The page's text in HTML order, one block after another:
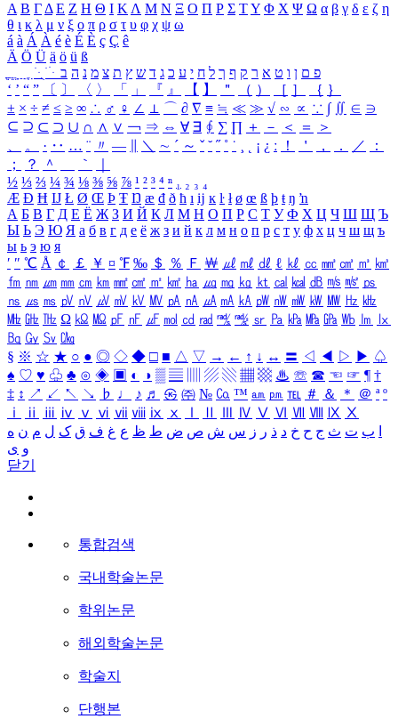
Α Β ΓΔ Ε Ζ Η Θ Ι ΚΛ Μ Ν Ξ Ο Π Ρ Σ ΤΥ Φ Χ Ψ Ω α β γ δ ε ζ η
θ ι κ λ μ ν ξ ο π ρ σ τ υ φ χ ψ ω
á à Á À é è É È ç Ç ê
Ä Ö Ü ä ö ü ß
ִֶֹ ֻּ ׁׂ פ ם ן ו ט א ר ק ף ך ל ח י ע כ ג ד ש ץ ת צ מ נ ה ב
‘ ’ “ ” 〔 〕 〈 〉 「 」 『 』 【 】 ＂ （ ） ［ ］ ｛ ｝
± × ÷ ≠ ≤ ≥ ∞ ∴ ♂ ♀ ∠ ⊥ ⌒ ∂ ∇ ≡ ≒ ≪ ≫ √ ∽ ∝ ∵ ∫ ∬ ∈ ∋
⊆ ⊇ ⊂ ⊃ ∪ ∩ ∧ ∨ ￢ ⇒ ⇔ ∀ ∃ ∮ ∑ ∏ ＋ － ＜ ＝
＞
、
。 · ‥ … ¨ 〃 ― ＼ ∼ ´ ～ ˇ ˘ ˝ ˚ ˙ ¸ ¡ ¿ ː ！ ＇ ， ． ／
：
；
？ ＾ ｀
½ ⅓ ⅔ ¼ ¾ ⅛ ⅜ ⅝ ⅞ ¹ ² ³ ⁴ ⁿ ₁ ₂ ₃ ₄
Æ Ð Ħ Ĳ Ł Ø Œ Þ Ŧ Ŋ æ đ ð ħ ı ĳ ĸ ŀ ł ø œ ß þ ŧ ŋ ŉ
А Б В Г Д Е Ё Ж З И Й К Л М Н О П Р С Т У Ф Х Ц Ч Ш Щ Ъ
Ы Ь Э Ю Я а б в г д е ё ж з и й к л м н о п р с т у ф х ц ч ш щ ъ
ы ь э ю я
′ ″ ℃ Å ￠ ￡ ￥ ¤ ℉ ‰ ＄ ％ Ｆ ￦ ㎕ ㎖ ㎗ ℓ ㎘ ㏄ ㎣ ㎤ ㎥ ㎦
㎙ ㎚ ㎛ ㎜ ㎝ ㎞ ㎟ ㎠ ㎡ ㎢ ㏊ ㎍ ㎎ ㎏ ㏏ ㎈ ㎉ ㏈ ㎧ ㎨ ㎰
㎱ ㎲ ㎳ ㎴ ㎵ ㎶ ㎷ ㎸ ㎹ ㎀ ㎁ ㎂ ㎃ ㎄ ㎺ ㎻ ㎽ ㎾ ㎿ ㎐ ㎑
㎒ ㎓ ㎔ Ω ㏀ ㏁ ㎊ ㎋ ㎌ ㏖ ㏅ ㎭ ㎮ ㎯ ㏛ ㎩ ㎪ ㎫ ㎬ ㏝ ㏐
㏓
㏃ ㏉ ㏜ ㏆
§ ※ ☆ ★ ○ ● ◎ ◇ ◆ □ ■ △ ▽ → ← ↑ ↓ ↔ 〓 ◁ ◀ ▷ ▶ ♤
♠ ♡ ♥ ♧ ♣ ⊙ ◈ ▣ ◐ ◑ ▒ ▤ ▨ ▧ ▦ ▩ ♨ ☏ ☎ ☜ ☞ ¶ †
‡ ↕ ↗ ↙ ↖ ↘ ♭ ♩ ♪ ♬ ㉿ ㈜ № ㏇ ™ ㏂ ㏘ ℡ ＃ ＆ ＊ ＠ ª º
ⅰ
ⅱ ⅲ ⅳ ⅴ ⅵ ⅶ ⅷ ⅸ ⅹ Ⅳ Ⅴ Ⅵ Ⅶ Ⅷ Ⅸ Ⅹ
ب ت ث ج ح خ د ذ ر ز س ش ص ض ط ظ ع غ ف ق ک ل م ن ه
و ی
닫기
통합검색
국내학술논문
학위논문
해외학술논문
학술지
단행본